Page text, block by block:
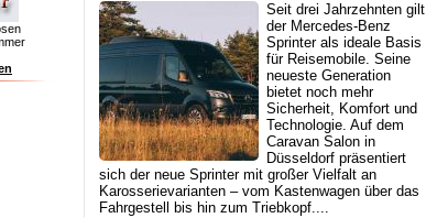
Seit drei Jahrzehnten gilt
der Mercedes-Benz
Sprinter als ideale Basis
für Reisemobile. Seine
neueste Generation
bietet noch mehr
Sicherheit, Komfort und
Technologie. Auf dem
Caravan Salon in
Düsseldorf präsentiert
sich der neue Sprinter mit großer Vielfalt an
Karosserievarianten – vom Kastenwagen über das
Fahrgestell bis hin zum Triebkopf....